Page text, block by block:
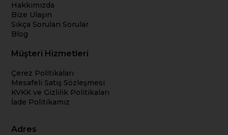
Hakkımızda
Bize Ulaşın
Sıkça Sorulan Sorular
Blog
Müşteri Hizmetleri
Çerez Politikaları
Mesafeli Satış Sözleşmesi
KVKK ve Gizlilik Politikaları
İade Politikamız
Adres